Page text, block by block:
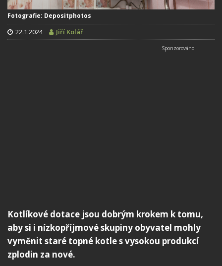
Fotografie: Depositphotos
22.1.2024 Jiří Kolář
Kotlíkové dotace jsou dobrým krokem k tomu,
aby si i nízkopříjmové skupiny obyvatel mohly
vyměnit staré topné kotle s vysokou produkcí
zplodin za nové.